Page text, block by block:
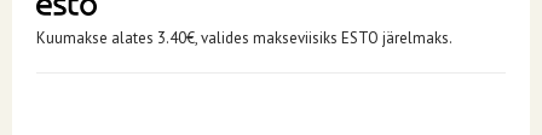
Kuumakse alates 3.40€, valides makseviisiks ESTO järelmaks.